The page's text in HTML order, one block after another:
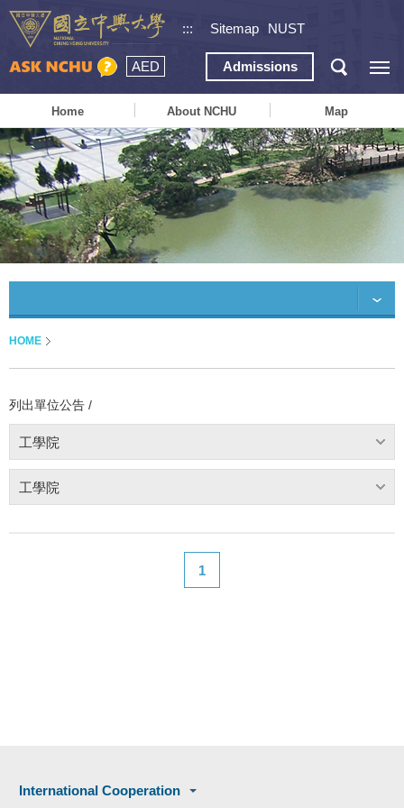
::: Sitemap NUST
AED Admissions
Home About NCHU Map
HOME
列出單位公告 /
工學院
工學院
1
International Cooperation